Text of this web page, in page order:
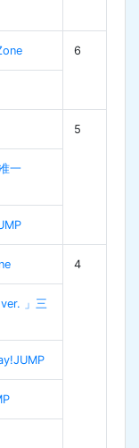
6
5
一
4
」三